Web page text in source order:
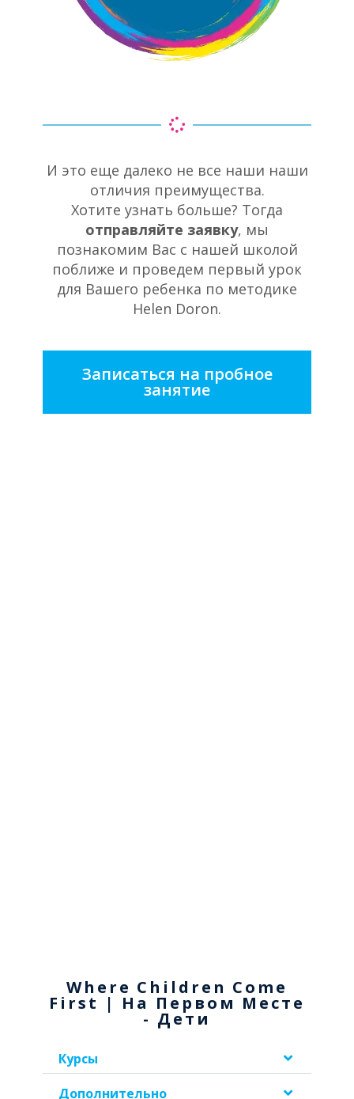
И это еще далеко не все наши наши
отличия преимущества.
Хотите узнать больше? Тогда
отправляйте заявку, мы
познакомим Вас с нашей школой
поближе и проведем первый урок
для Вашего ребенка по методике
Helen Doron.
Записаться на пробное
занятие
Where Children Come
First | На Первом Месте
- Дети
Курсы
Дополнительно